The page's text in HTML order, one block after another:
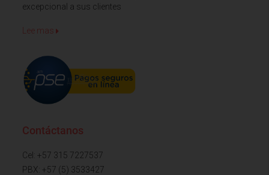
excepcional a sus clientes
Lee mas
Contáctanos
Cel: +57 315 7227537
PBX: +57 (5) 3533427